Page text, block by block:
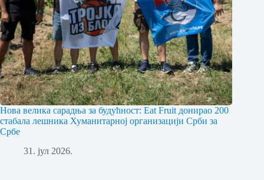
Нова велика сарадња за будућност: Eat Fruit донирао 200
стабала лешника Хуманитарној организацији Срби за
Србе
31. јул 2026.